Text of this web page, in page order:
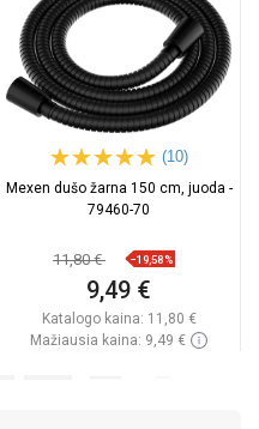
(10)
Mexen dušo žarna 150 cm, juoda -
79460-70
11,80 € −19,58%
9,49 €
Katalogo kaina: 11,80 €
Mažiausia kaina: 9,49 €